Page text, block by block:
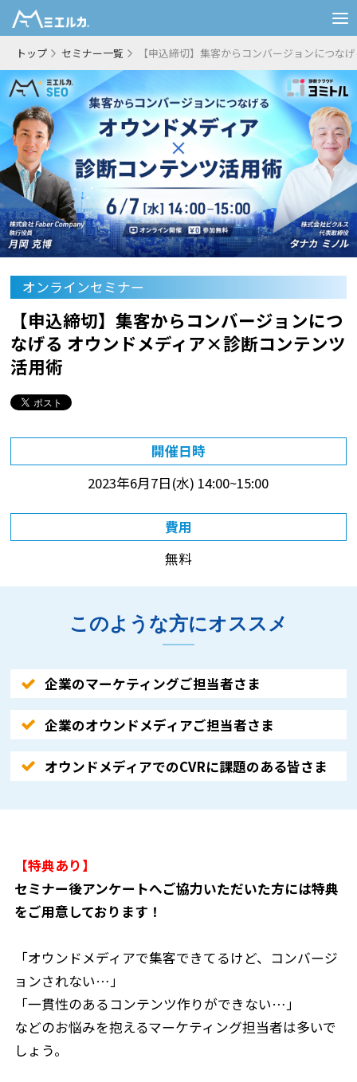
トップ セミナー一覧 【申込締切】集客からコンバージョンにつ
オンラインセミナー
【申込締切】集客からコンバージョンにつ
なげる オウンドメディア×診断コンテンツ
活用術
開催日時
2023年6月7日(水) 14:00~15:00
費用
無料
このような方にオススメ
企業のマーケティングご担当者さま
企業のオウンドメディアご担当者さま
オウンドメディアでのCVRに課題のある皆さま
【特典あり】
セミナー後アンケートへご協力いただいた方には特典
をご用意しております！
「オウンドメディアで集客できてるけど、コンバージ
ョンされない…」
「一貫性のあるコンテンツ作りができない…」
などのお悩みを抱えるマーケティング担当者は多いで
しょう。